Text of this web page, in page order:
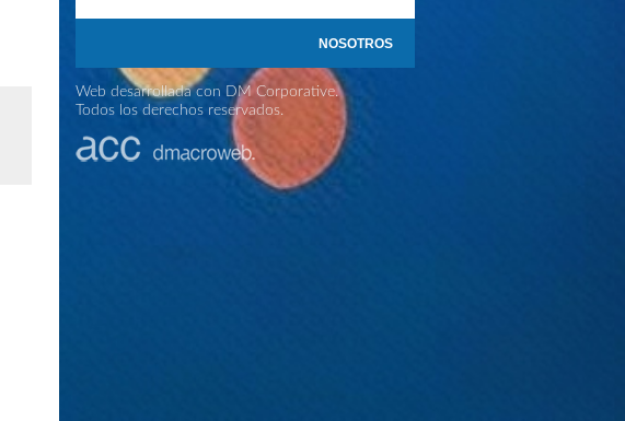
NOSOTROS
Web desarrollada con DM Corporative.
Todos los derechos reservados.